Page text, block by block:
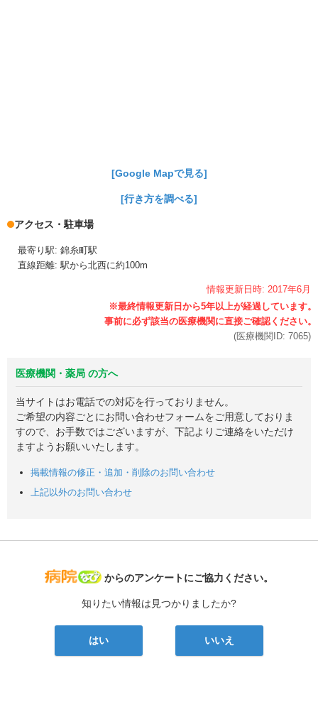
[Google Mapで見る]
[行き方を調べる]
アクセス・駐車場
最寄り駅: 錦糸町駅
直線距離: 駅から北西に約100m
情報更新日時: 2017年6月
(医療機関ID: 7065)
医療機関・薬局 の方へ
当サイトはお電話での対応を行っておりません。
ご希望の内容ごとにお問い合わせフォームをご用意しておりま
すので、お手数ではございますが、下記よりご連絡をいただけ
ますようお願いいたします。
掲載情報の修正・追加・削除のお問い合わせ
上記以外のお問い合わせ
病院なび
からのアンケートにご協力ください。
知りたい情報は見つかりましたか?
はい いいえ